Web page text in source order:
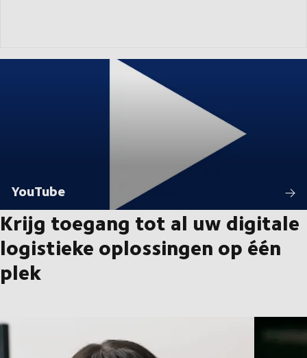
YouTube
Krijg toegang tot al uw digitale
logistieke oplossingen op één
plek